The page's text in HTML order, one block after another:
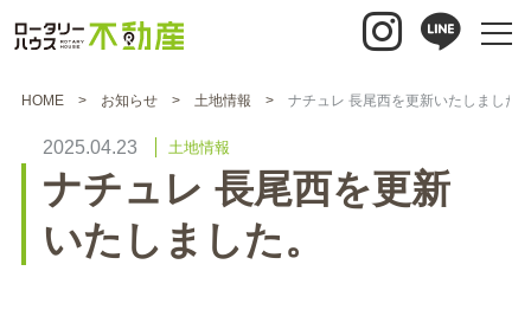
HOME お知らせ 土地情報 ナチュレ 長尾西を更新いたしました
2025.04.23 土地情報
ナチュレ 長尾西を更新
いたしました。